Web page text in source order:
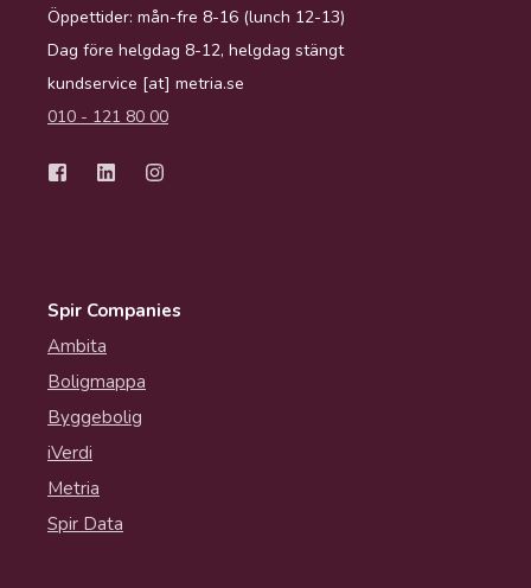
Öppettider: mån-fre 8-16 (lunch 12-13)
Dag före helgdag 8-12, helgdag stängt
kundservice [at] metria.se
010 - 121 80 00
Spir Companies
Ambita
Boligmappa
Byggebolig
iVerdi
Metria
Spir Data